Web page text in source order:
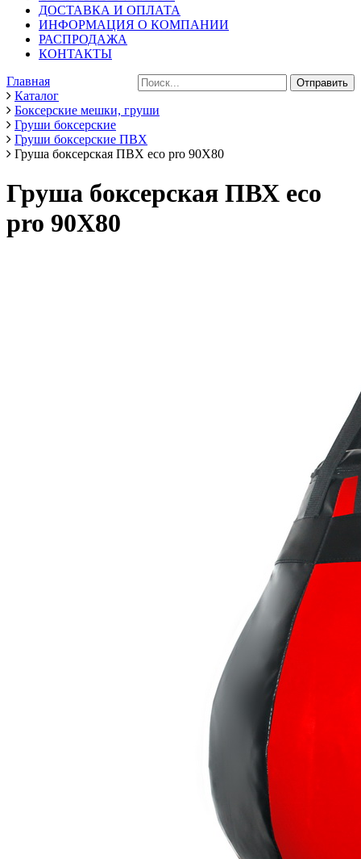
ДОСТАВКА И ОПЛАТА
ИНФОРМАЦИЯ О КОМПАНИИ
РАСПРОДАЖА
КОНТАКТЫ
Главная
Каталог
Боксерские мешки, груши
Груши боксерские
Груши боксерские ПВХ
Груша боксерская ПВХ eco pro 90Х80
Груша боксерская ПВХ eco
pro 90Х80